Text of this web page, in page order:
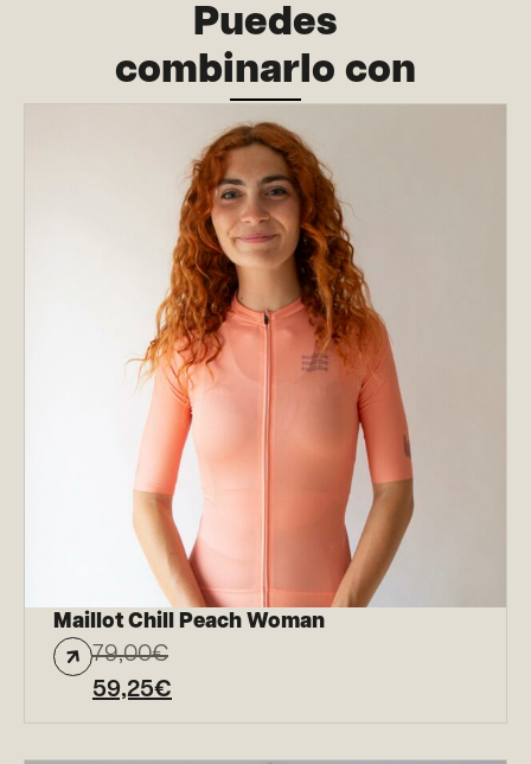
Puedes
combinarlo con
Maillot Chill Peach Woman
79,00€
59,25€